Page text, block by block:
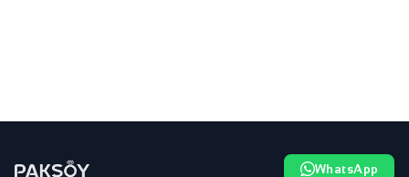
WhatsApp